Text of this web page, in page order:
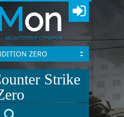
on
МОНИТОРИНГ СЕРВЕРОВ
ZERO
Strike